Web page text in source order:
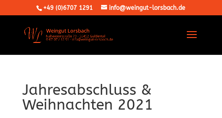
+49 (0)6707 1291 info@weingut-lorsbach.de
Jahresabschluss &
Weihnachten 2021